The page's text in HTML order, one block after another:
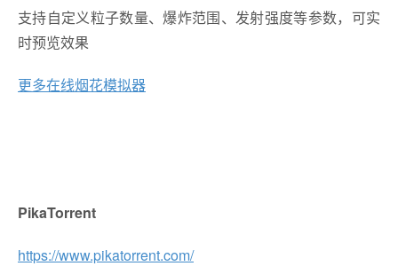
支持自定义粒子数量、爆炸范围、发射强度等参数，可实
时预览效果
更多在线烟花模拟器
PikaTorrent
https://www.pikatorrent.com/